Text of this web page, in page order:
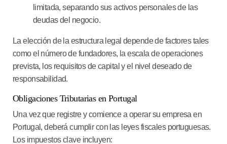
limitada, separando sus activos personales de las
deudas del negocio.
La elección de la estructura legal depende de factores tales
como el número de fundadores, la escala de operaciones
prevista, los requisitos de capital y el nivel deseado de
responsabilidad.
Obligaciones Tributarias en Portugal
Una vez que registre y comience a operar su empresa en
Portugal, deberá cumplir con las leyes fiscales portuguesas.
Los impuestos clave incluyen: